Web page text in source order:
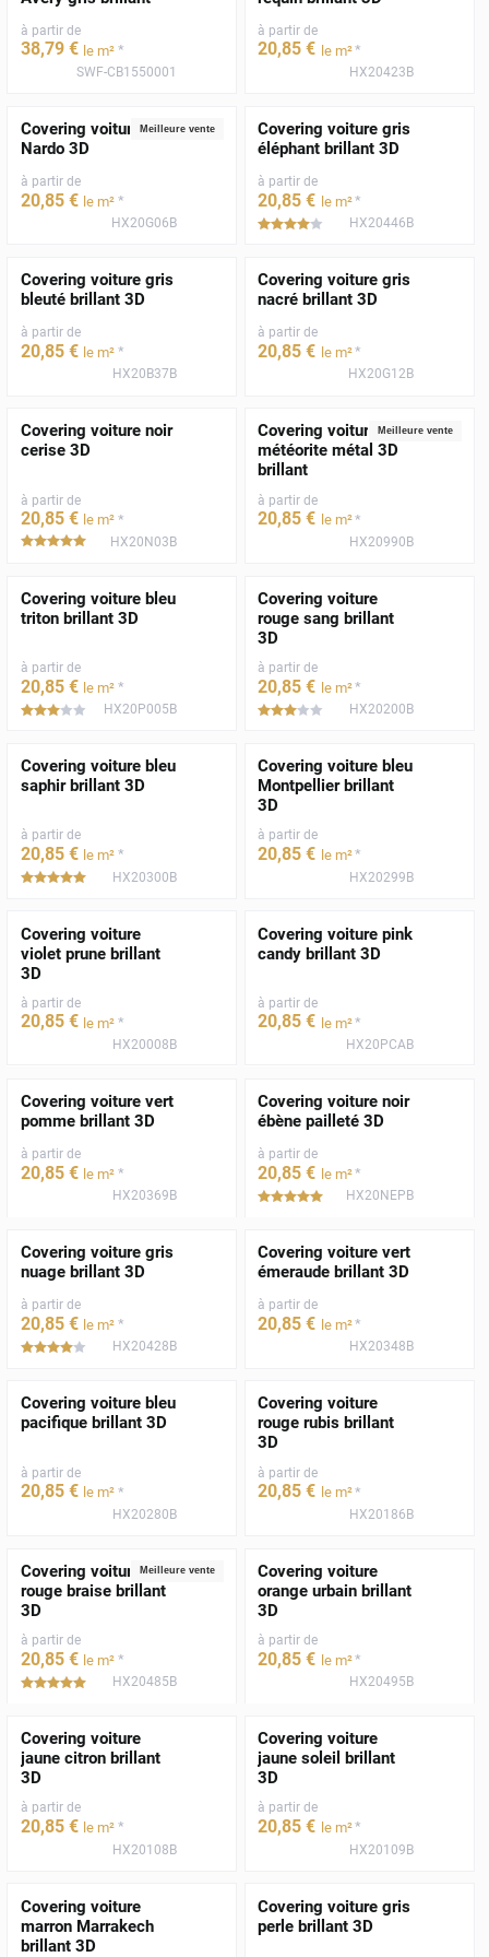
à partir de
38,79 € le m² *
SWF-CB1550001
à partir de
20,85 € le m²*
HX20423B
Meilleure vente
Covering voiture gris
Nardo 3D
à partir de
20,85 € le m² *
HX20G06B
Covering voiture gris
éléphant brillant 3D
à partir de
20,85 € le m²*
***** HX20446B
Covering voiture gris
bleuté brillant 3D
à partir de
20,85 € le m² *
HX20B37B
Covering voiture gris
nacré brillant 3D
à partir de
20,85 € le m²*
HX20G12B
Covering voiture noir
cerise 3D
à partir de
20,85 € le m² *
*****HX20N03B
Meilleure vente
Covering voiture gris
météorite métal 3D
brillant
à partir de
20,85 € le m²*
HX20990B
Covering voiture bleu
triton brillant 3D
à partir de
20,85 € le m² *
***** HX20P005B
Covering voiture
rouge sang brillant
3D
à partir de
20,85 € le m²*
***** HX20200B
Covering voiture bleu
saphir brillant 3D
à partir de
20,85 € le m² *
*****HX20300B
Covering voiture bleu
Montpellier brillant
3D
à partir de
20,85 € le m²*
HX20299B
Covering voiture
violet prune brillant
3D
à partir de
20,85 € le m² *
HX20008B
Covering voiture pink
candy brillant 3D
à partir de
20,85 € le m²*
HX20PCAB
Covering voiture vert
pomme brillant 3D
à partir de
20,85 € le m² *
HX20369B
Covering voiture noir
ébène pailleté 3D
à partir de
20,85 € le m²*
*****HX20NEPB
Covering voiture gris
nuage brillant 3D
à partir de
20,85 € le m² *
***** HX20428B
Covering voiture vert
émeraude brillant 3D
à partir de
20,85 € le m²*
HX20348B
Covering voiture bleu
pacifique brillant 3D
à partir de
20,85 € le m² *
HX20280B
Covering voiture
rouge rubis brillant
3D
à partir de
20,85 € le m²*
HX20186B
Meilleure vente
Covering voiture
rouge braise brillant
3D
à partir de
20,85 € le m² *
*****HX20485B
Covering voiture
orange urbain brillant
3D
à partir de
20,85 € le m²*
HX20495B
Covering voiture
jaune citron brillant
3D
à partir de
20,85 € le m² *
HX20108B
Covering voiture
jaune soleil brillant
3D
à partir de
20,85 € le m²*
HX20109B
Covering voiture
marron Marrakech
brillant 3D
Covering voiture gris
perle brillant 3D